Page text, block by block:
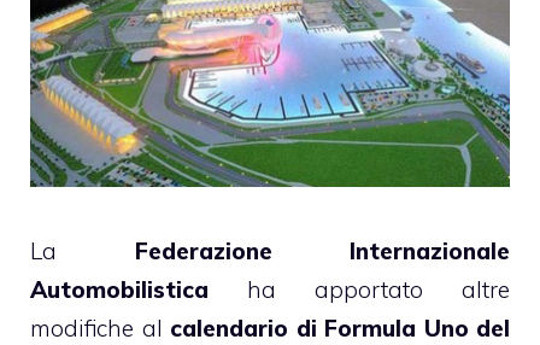
La Federazione Internazionale
Automobilistica ha apportato altre
modifiche al calendario di Formula Uno del